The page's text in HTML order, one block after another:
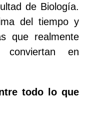
de Biología.
del tiempo y
que realmente
en
todo lo que